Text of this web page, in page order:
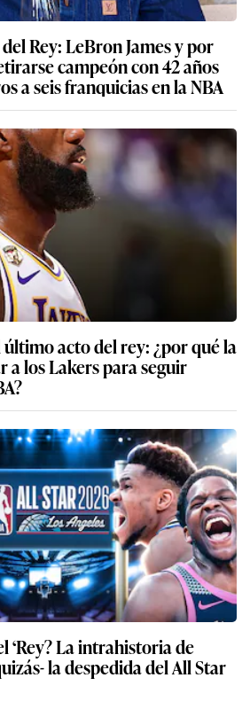
Rey: LeBron James y por
campeón con 42 años
a seis franquicias en la NBA
último acto del rey: ¿por qué la
a los Lakers para seguir
‘Rey? La intrahistoria de
la despedida del All Star